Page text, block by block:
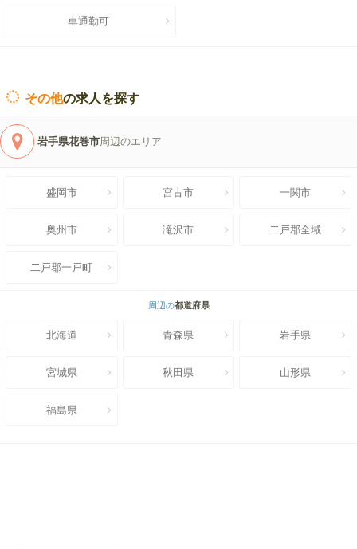
車通勤可
その他の求人を探す
岩手県花巻市周辺のエリア
盛岡市 宮古市 一関市
奥州市 滝沢市 二戸郡全域
二戸郡一戸町
周辺の都道府県
北海道 青森県 岩手県
宮城県 秋田県 山形県
福島県